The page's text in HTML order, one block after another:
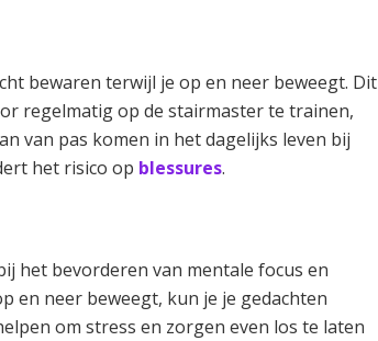
bewaren terwijl je op en neer beweegt. Dit
regelmatig op de stairmaster te trainen,
van pas komen in het dagelijks leven bij
het risico op blessures.
het bevorderen van mentale focus en
en neer beweegt, kun je je gedachten
om stress en zorgen even los te laten